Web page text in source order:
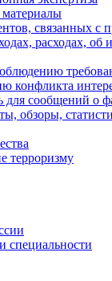
связанных с
расходах, об
конфликта
для сообщений о
обзоры,
терроризму
специальности